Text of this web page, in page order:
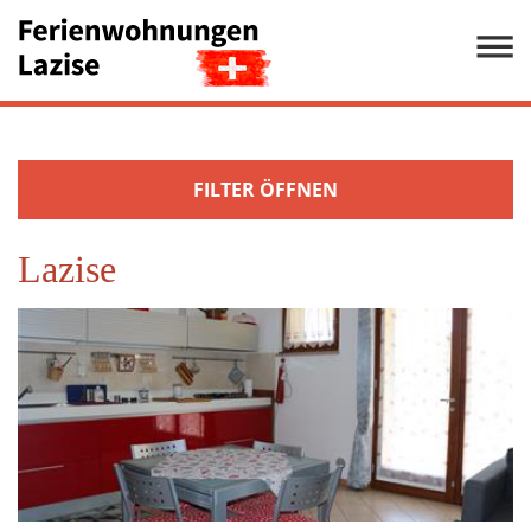
FILTER ÖFFNEN
An- / Abreisedaten
SUCHEN
Lazise